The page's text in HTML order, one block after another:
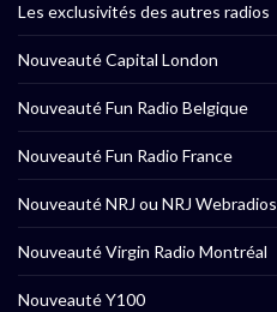
Les exclusivités des autres radios
Nouveauté Capital London
Nouveauté Fun Radio Belgique
Nouveauté Fun Radio France
Nouveauté NRJ ou NRJ Webradios
Nouveauté Virgin Radio Montréal
Nouveauté Y100